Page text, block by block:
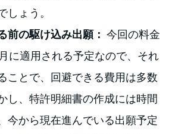
しょう。
前の駆け込み出願： 今回の料金
に適用される予定なので、それ
ことで、回避できる費用は多数
し、特許明細書の作成には時間
今から現在進んでいる出願予定